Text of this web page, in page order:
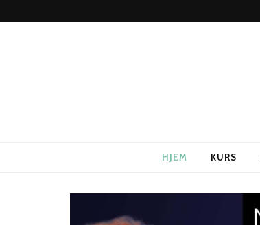
HJEM KURS